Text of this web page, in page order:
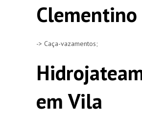
Clementino
-> Caça-vazamentos;
em Vila